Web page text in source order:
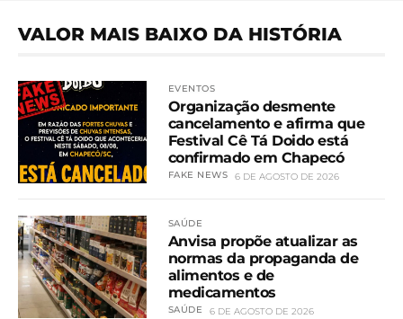
VALOR MAIS BAIXO DA HISTÓRIA
EVENTOS
Organização desmente
cancelamento e afirma que
Festival Cê Tá Doido está
confirmado em Chapecó
FAKE NEWS 6 DE AGOSTO DE 2026
SAÚDE
Anvisa propõe atualizar as
normas da propaganda de
alimentos e de
medicamentos
SAÚDE 6 DE AGOSTO DE 2026